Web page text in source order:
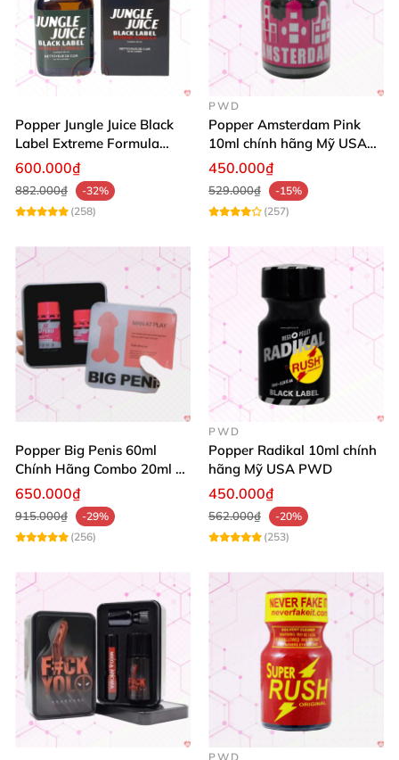
Popper Jungle Juice Black
Label Extreme Formula
30ml
600.000₫
882.000₫
-32%
(258)
PWD
Popper Amsterdam Pink
10ml chính hãng Mỹ USA
PWD
450.000₫
529.000₫
-15%
(257)
Popper Big Penis 60ml
Chính Hãng Combo 20ml +
40ml Tăng Khoái Cảm Cho
Top & Bot
650.000₫
915.000₫
-29%
(256)
PWD
Popper Radikal 10ml chính
hãng Mỹ USA PWD
450.000₫
562.000₫
-20%
(253)
PWD